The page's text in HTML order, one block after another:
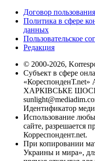
Договор
Политика в сфере
данных
Пользовательское
Редакция
© 2000-2026,
Субъект в сфере
«КореспонденТ.net»
ХАРКІВСЬКЕ ШОСЕ,
Идентификатор
Использование
сайте, разрешается
Корреспондент.net.
При копировании
Украины и мира»,